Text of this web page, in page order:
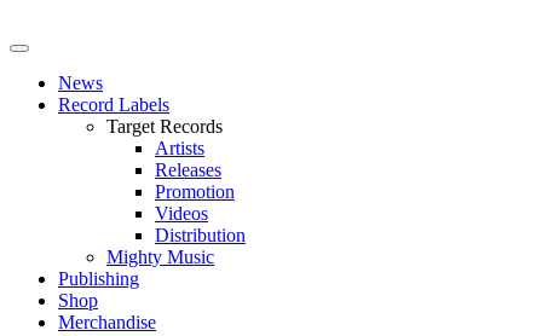
News
Record Labels
Target Records
Artists
Releases
Promotion
Videos
Distribution
Mighty Music
Publishing
Shop
Merchandise